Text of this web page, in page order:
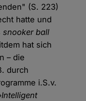
(S. 223)
hatte und
snooker ball
hat sich
– die
durch
i.S.v.
Intelligent